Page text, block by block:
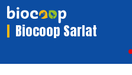
Biocoop Sarlat